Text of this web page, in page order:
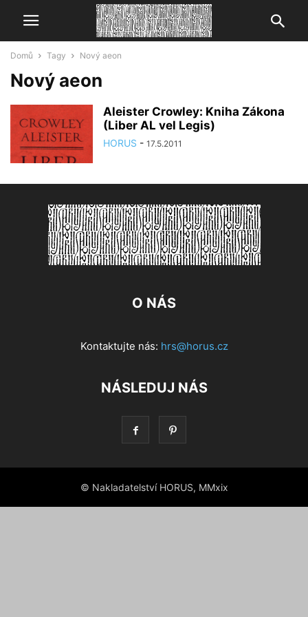
Domů Tagy Nový aeon
Nový aeon
Aleister Crowley: Kniha Zákona
(Liber AL vel Legis)
HORUS - 17.5.2011
O NÁS
Kontaktujte nás: hrs@horus.cz
NÁSLEDUJ NÁS
© Nakladatelství HORUS, MMxix